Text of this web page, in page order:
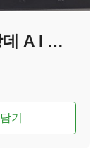
건조기 키가드 - 삼성 그랑데 A I 분리형
담기